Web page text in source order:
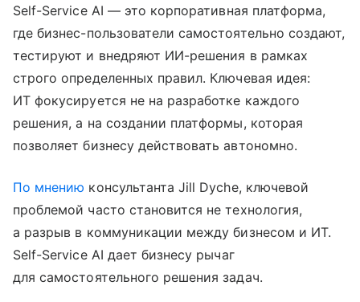
Self-Service AI — это корпоративная платформа,
где бизнес-пользователи самостоятельно создают,
тестируют и внедряют ИИ-решения в рамках
строго определенных правил. Ключевая идея:
ИТ фокусируется не на разработке каждого
решения, а на создании платформы, которая
позволяет бизнесу действовать автономно.
По мнению консультанта Jill Dyche, ключевой
проблемой часто становится не технология,
а разрыв в коммуникации между бизнесом и ИТ.
Self-Service AI дает бизнесу рычаг
для самостоятельного решения задач.